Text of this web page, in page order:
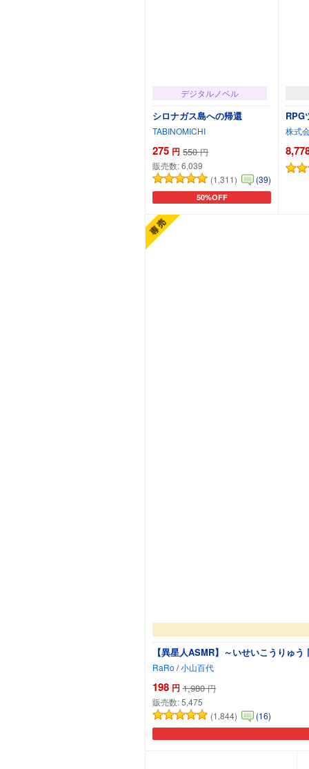
デジタルノベル
シロナガス島への帰還
TABINOMICHI
275 円 550 円
販売数:6,039
(1,311)
(39)
50%OFF
カートに追加
RPG
株式
【異星人ASMR】～いせいこうりゅ
RaRo /小山百代
198 円 1,980 円
販売数:5,475
(1,844)
(16)